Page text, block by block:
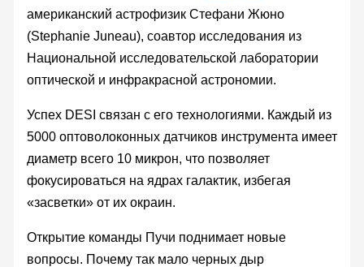
американский астрофизик Стефани Жюно
(Stephanie Juneau), соавтор исследования из
Национальной исследовательской лаборатории
оптической и инфракрасной астрономии.
Успех DESI связан с его технологиями. Каждый из
5000 оптоволоконных датчиков инструмента имеет
диаметр всего 10 микрон, что позволяет
фокусироваться на ядрах галактик, избегая
«засветки» от их окраин.
Открытие команды Пучи поднимает новые
вопросы. Почему так мало черных дыр